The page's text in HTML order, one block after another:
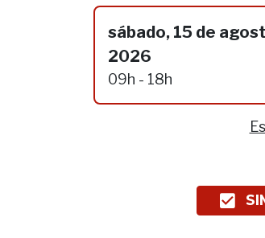
sábado, 15 de
2026
09h - 18h